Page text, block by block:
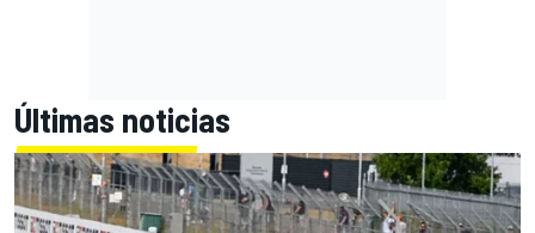
Últimas noticias